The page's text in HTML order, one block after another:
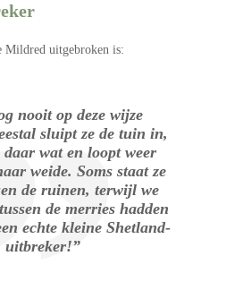
Mildred uitgebroken is:
nooit op deze wijze
sluipt ze de tuin in,
wat en loopt weer
weide. Soms staat ze
de ruinen, terwijl we
de merries hadden
echte kleine Shetland-
uitbreker!”